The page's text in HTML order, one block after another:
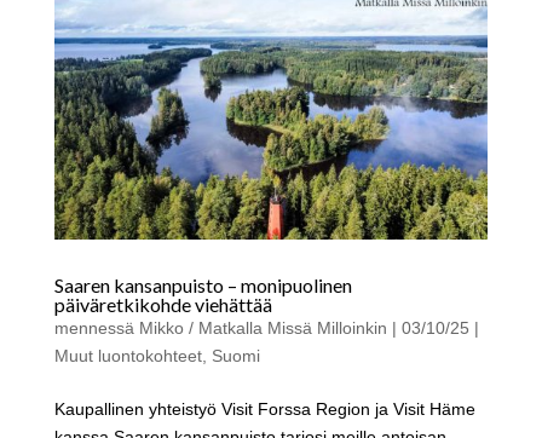
Saaren kansanpuisto – monipuolinen
päiväretkikohde viehättää
mennessä Mikko / Matkalla Missä Milloinkin | 03/10/25 |
Muut luontokohteet, Suomi
Kaupallinen yhteistyö Visit Forssa Region ja Visit Häme